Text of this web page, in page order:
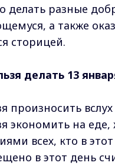
делать разные
а также
сторицей.
делать 13
произносить
экономить на
всех, кто в
в этот день